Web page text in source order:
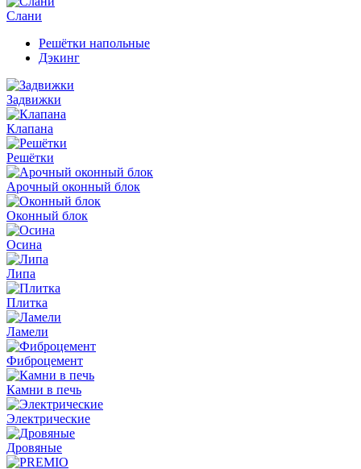
Слани
Решётки напольные
Дэкинг
Задвижки
Клапана
Решётки
Арочный оконный блок
Оконный блок
Осина
Липа
Плитка
Ламели
Фиброцемент
Камни в печь
Электрические
Дровяные